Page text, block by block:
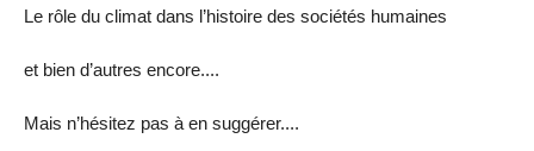
Le rôle du climat dans l’histoire des sociétés humaines
et bien d’autres encore....
Mais n’hésitez pas à en suggérer....